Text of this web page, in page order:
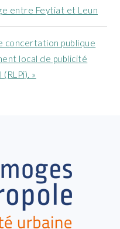
entre Feytiat et Leun
concertation publique
local de publicité
»